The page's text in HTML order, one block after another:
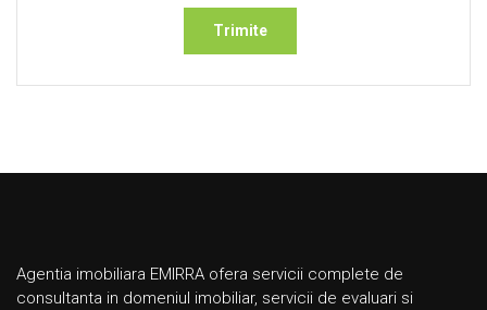
Agentia imobiliara EMIRRA ofera servicii complete de
consultanta in domeniul imobiliar, servicii de evaluari si